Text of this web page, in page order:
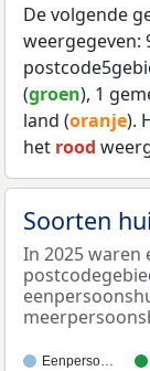
De volgende
weergegeven:
(groen), 1
land (oranje).
het rood
Soorten
In 2025 waren
Eenperso…